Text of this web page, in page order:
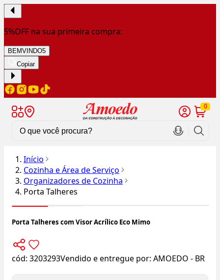
5%OFF na sua primeira compra:
BEMVINDO5
Copiar
0
Início
Cozinha e Área de Serviço
Organizadores de Cozinha
Porta Talheres
Porta Talheres com Visor Acrílico Eco Mimo
cód: 3203293Vendido e entregue por: AMOEDO - BR